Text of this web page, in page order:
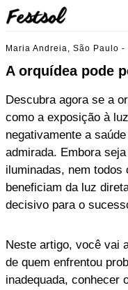
Skip
to
content
Maria Andreia, São Paulo -
A orquídea pode
Descubra agora se a
como a exposição à
negativamente a
admirada. Embora
iluminadas, nem
beneficiam da luz
decisivo para o
Neste artigo, você vai
de quem enfrentou
inadequada, conhecer